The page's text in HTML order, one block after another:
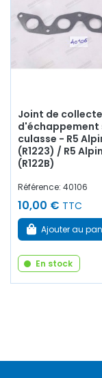
Joint de
d'échappement
culasse - R5
(R1223) / R5
(R122B)
Référence: 40106
10,00 € TTC
Ajouter au
En stock